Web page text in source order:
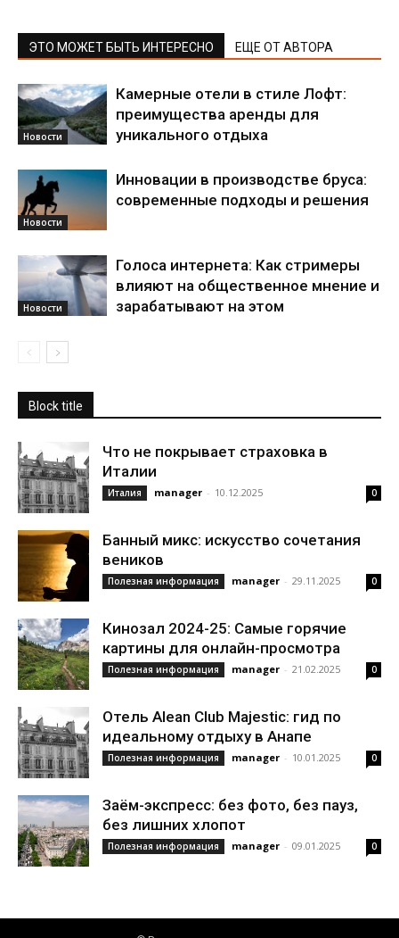
ЭТО МОЖЕТ БЫТЬ ИНТЕРЕСНО ЕЩЕ ОТ АВТОРА
Новости
Камерные отели в стиле Лофт:
преимущества аренды для
уникального отдыха
Новости
Инновации в производстве бруса:
современные подходы и решения
Новости
Голоса интернета: Как стримеры
влияют на общественное мнение и
зарабатывают на этом
Block title
Что не покрывает страховка в
Италии
Италия manager - 10.12.2025 0
Банный микс: искусство сочетания
веников
Полезная информация manager - 29.11.2025 0
Кинозал 2024-25: Самые горячие
картины для онлайн-просмотра
Полезная информация manager - 21.02.2025 0
Отель Alean Club Majestic: гид по
идеальному отдыху в Анапе
Полезная информация manager - 10.01.2025 0
Заём-экспресс: без фото, без пауз,
без лишних хлопот
Полезная информация manager - 09.01.2025 0